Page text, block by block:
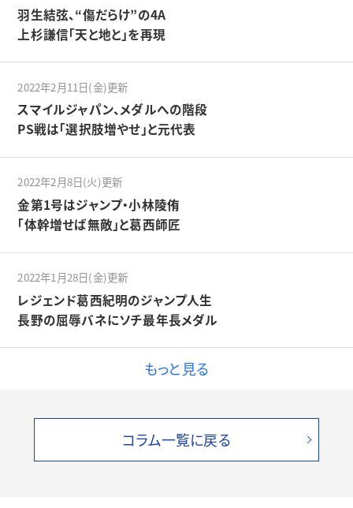
羽生結弦、“傷だらけ”の4A
上杉謙信「天と地と」を再現
2022年2月11日(金)更新
スマイルジャパン、メダルへの階段
PS戦は「選択肢増やせ」と元代表
2022年2月8日(火)更新
金第1号はジャンプ・小林陵侑
「体幹増せば無敵」と葛西師匠
2022年1月28日(金)更新
レジェンド葛西紀明のジャンプ人生
長野の屈辱バネにソチ最年長メダル
もっと見る
コラム一覧に戻る